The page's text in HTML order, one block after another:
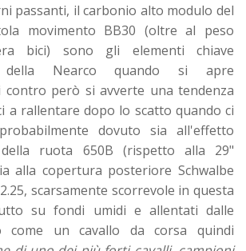
passanti, il carbonio alto modulo del
movimento BB30 (oltre al peso
bici) sono gli elementi chiave
della Nearco quando si apre
contro però si avverte una tendenza
a rallentare dopo lo scatto quando ci
dovuto sia all'effetto
ruota 650B (rispetto alla 29"
alla copertura posteriore Schwalbe
scarsamente scorrevole in questa
su fondi umidi e allentati dalle
come un cavallo da corsa quindi